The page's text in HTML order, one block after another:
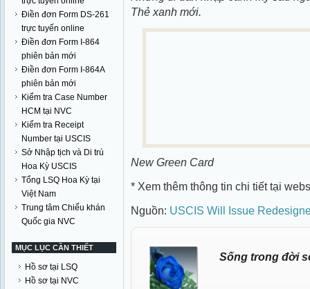
Điền đơn Form DS-261
trực tuyến online
Điền đơn Form I-864
phiên bản mới
Điền đơn Form I-864A
phiên bản mới
Kiểm tra Case Number
HCM tại NVC
Kiểm tra Receipt
Number tại USCIS
Sở Nhập tịch và Di trú
Hoa Kỳ USCIS
Tổng LSQ Hoa Kỳ tại
Việt Nam
Trung tâm Chiếu khán
Quốc gia NVC
MỤC LỤC CẦN THIẾT
Hồ sơ tại LSQ
Hồ sơ tại NVC
Thẻ xanh mới.
New Green Card
* Xem thêm thông tin chi tiết tại
Nguồn: USCIS Will Issue
Sống trong đời